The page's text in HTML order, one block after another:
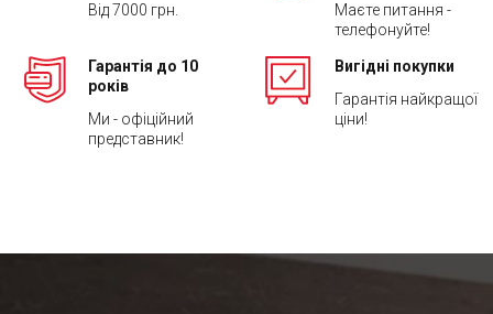
Від 7000 грн.
Маєте питання -
телефонуйте!
Гарантія до 10
років
Ми - офіційний
представник!
Вигідні покупки
Гарантія найкращої
ціни!